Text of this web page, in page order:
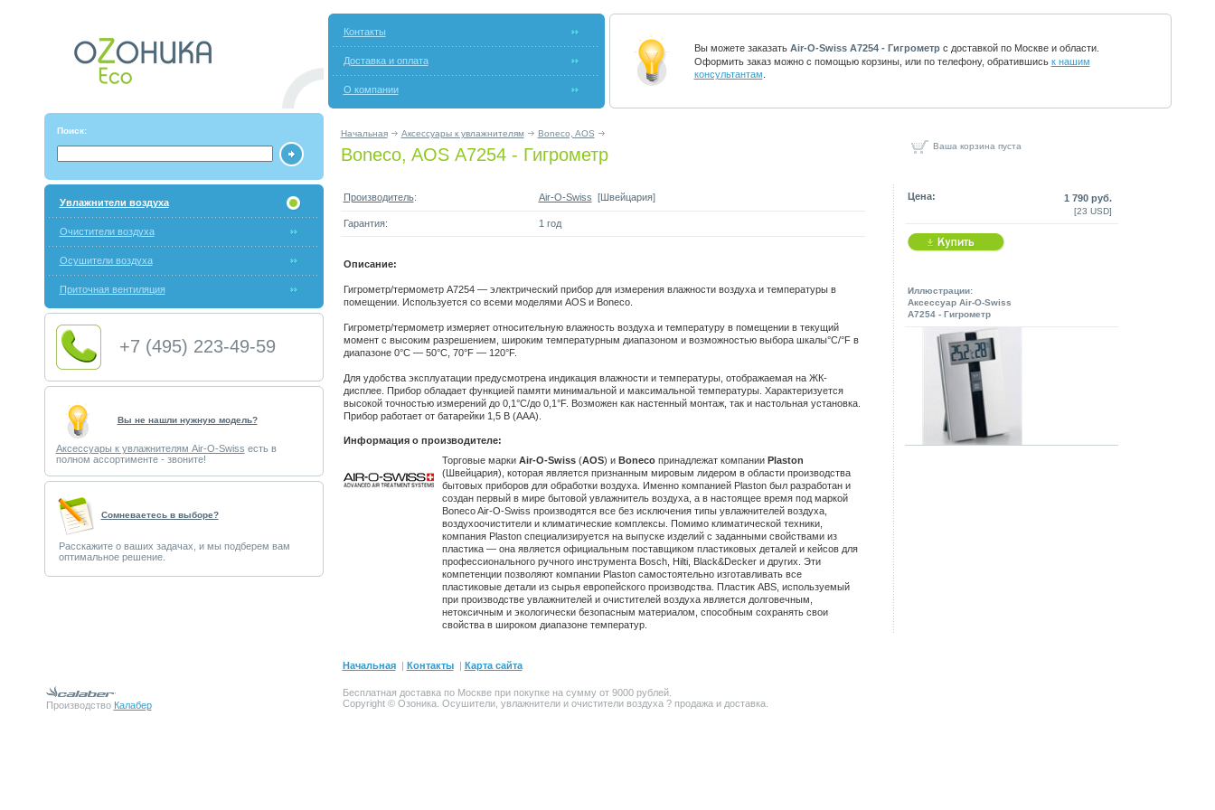
Контакты
Доставка и оплата
О компании
Вы можете заказать Air-O-Swiss А7254 - Гигрометрс доставкой по Москве и области.
Оформить заказ можно с помощью корзины, или по телефону, обратившись к нашим
консультантам
Поиск: Начальная Аксессуары к увлажнителям Boneco, AOS
Boneco, AOS А7254 - Гигрометр Ваша корзина пуста
Увлажнители воздуха
Очистители воздуха
Осушители воздуха
Приточная вентиляция
+7 (495) 223-49-59
Вы не нашли нужную модель?
Аксессуары к увлажнителям Air-O-Swiss есть в
полном ассортименте - звоните!
Cомневаетесь в выборе?
Расскажите о ваших задачах, и мы подберем вам
оптимальное решение.
Производитель: Air-O-Swiss [Швейцария]
Гарантия: 1 год
Описание:
Гигрометр/термометр А7254 — электрический прибор для измерения влажности воздуха и температуры в
помещении. Используется со всеми моделями AOS и Boneco.
Гигрометр/термометр измеряет относительную влажность воздуха и температуру в помещении в текущий
момент с высоким разрешением, широким температурным диапазоном и возможностью выбора шкалы°C/°F в
диапазоне 0°C — 50°C, 70°F — 120°F.
Для удобства эксплуатации предусмотрена индикация влажности и температуры, отображаемая на ЖК-
дисплее. Прибор обладает функцией памяти минимальной и максимальной температуры. Характеризуется
высокой точностью измерений до 0,1°C/до 0,1°F. Возможен как настенный монтаж, так и настольная установка.
Прибор работает от батарейки 1,5 В (ААА).
Информация о производителе:
Торговые марки Air-O-Swiss(AOS) и Bonecoпринадлежат компании Plaston
(Швейцария), которая является признанным мировым лидером в области производства
бытовых приборов для обработки воздуха. Именно компанией Plaston был разработан и
создан первый в мире бытовой увлажнитель воздуха, а в настоящее время под маркой
Boneco Air-O-Swiss производятся все без исключения типы увлажнителей воздуха,
воздухоочистители и климатические комплексы. Помимо климатической техники,
компания Plaston специализируется на выпуске изделий с заданными свойствами из
пластика — она является официальным поставщиком пластиковых деталей и кейсов для
профессионального ручного инструмента Bosch, Hilti, Black&Decker и других. Эти
компетенции позволяют компании Plaston самостоятельно изготавливать все
пластиковые детали из сырья европейского производства. Пластик ABS, используемый
при производстве увлажнителей и очистителей воздуха является долговечным,
нетоксичным и экологически безопасным материалом, способным сохранять свои
свойства в широком диапазоне температур.
Цена: 1 790 руб.
[23 USD]
Иллюстрации:
Аксессуар Air-O-Swiss
А7254 - Гигрометр
Начальная| Контакты| Карта сайта
Производство Калабер
Бесплатная доставка по Москве при покупке на сумму от 9000 рублей.
Copyright © Озоника. Осушители, увлажнители и очистители воздуха? продажа и доставка.